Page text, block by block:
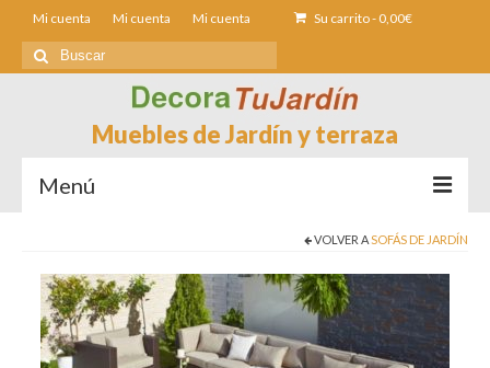
Mi cuenta Mi cuenta Mi cuenta Su carrito- 0,00€
Buscar
por:
Muebles de Jardín y terraza
Menú
Sillas de Jardin
Mesas de jardín
VOLVER ASOFÁS DE JARDÍN